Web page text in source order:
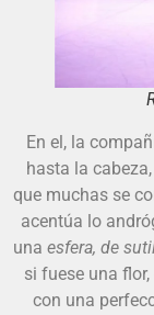
En el, la
hasta la cabeza,
que muchas se
acentúa lo
una esfera, de
si fuese una
con una